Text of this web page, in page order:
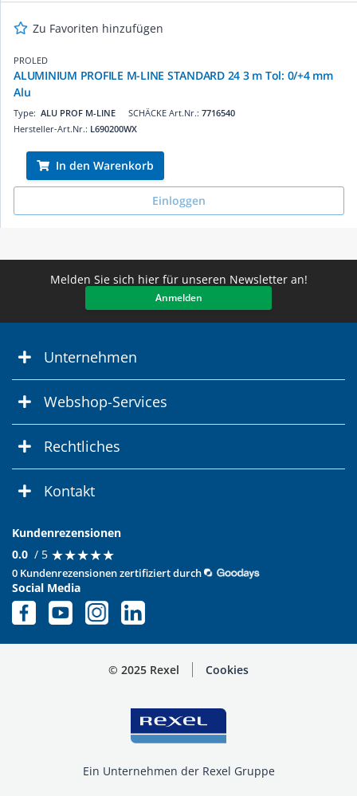
Zu Favoriten hinzufügen
PROLED
ALUMINIUM PROFILE M-LINE STANDARD 24 3 m Tol: 0/+4 mm
Alu
SCHÄCKE Art.Nr.: 7716540
Type: ALU PROF M-LINE
Hersteller-Art.Nr.: L690200WX
In den Warenkorb
Einloggen
Melden Sie sich hier für unseren Newsletter an!
Anmelden
Unternehmen
Webshop-Services
Rechtliches
Kontakt
Kundenrezensionen
0.0 / 5 ★★★★★
★★★★★
0 Kundenrezensionen zertifiziert durch
Social Media
© 2025 Rexel Cookies
Ein Unternehmen der Rexel Gruppe